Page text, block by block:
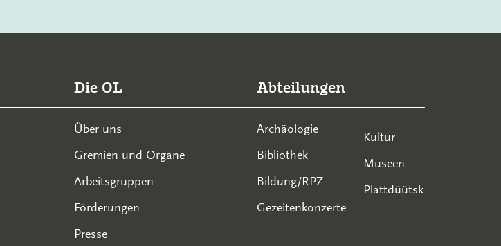
Die OL
Über uns
Gremien und Organe
Arbeitsgruppen
Förderungen
Presse
Abteilungen
Archäologie
Bibliothek
Bildung/RPZ
Gezeitenkonzerte
Kultur
Museen
Plattdüütsk